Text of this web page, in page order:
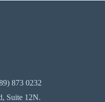
873 0232
Suite 12N.